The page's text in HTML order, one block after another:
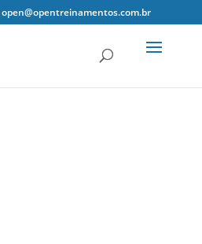
open@opentreinamentos.com.br